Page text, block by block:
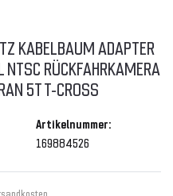
KABELBAUM ADAPTER
NTSC RÜCKFAHRKAMERA
5T T-CROSS
Artikelnummer:
169884526